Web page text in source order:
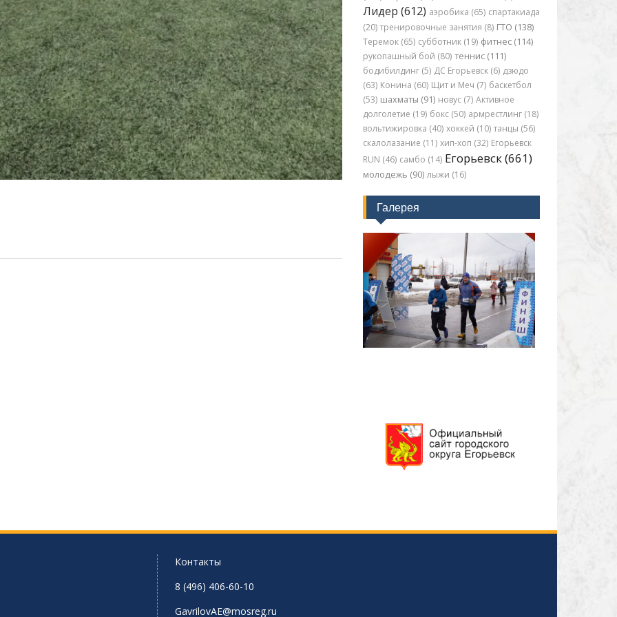
Лидер (612) аэробика (65) спартакиада
(20) тренировочные занятия (8) ГТО (138)
Теремок (65) субботник (19) фитнес (114)
рукопашный бой (80) теннис (111)
бодибилдинг (5) ДС Егорьевск (6) дзюдо
(63) Конина (60) Щит и Меч (7) баскетбол
(53) шахматы (91) новус (7) Активное
долголетие (19) бокс (50) армрестлинг (18)
вольтижировка (40) хоккей (10) танцы (56)
скалолазание (11) хип-хоп (32) Егорьевск
RUN (46) самбо (14) Егорьевск (661)
молодежь (90) лыжи (16)
Галерея
Контакты
8 (496) 406-60-10
GavrilovAE@mosreg.ru